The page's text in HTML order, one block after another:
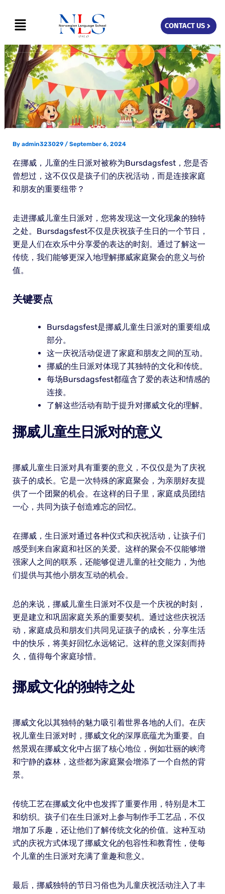
content
Menu CONTACT US
By admin323029 / September 6, 2024
在挪威，儿童的生日派对被称为Bursdagsfest，您是否
曾想过，这不仅仅是孩子们的庆祝活动，而是连接家庭
和朋友的重要纽带？
走进挪威儿童生日派对，您将发现这一文化现象的独特
之处。Bursdagsfest不仅是庆祝孩子生日的一个节日，
更是人们在欢乐中分享爱的表达的时刻。通过了解这一
传统，我们能够更深入地理解挪威家庭聚会的意义与价
值。
关键要点
Bursdagsfest是挪威儿童生日派对的重要组成
部分。
这一庆祝活动促进了家庭和朋友之间的互动。
挪威的生日派对体现了其独特的文化和传统。
每场Bursdagsfest都蕴含了爱的表达和情感的
连接。
了解这些活动有助于提升对挪威文化的理解。
挪威儿童生日派对的意义
挪威儿童生日派对具有重要的意义，不仅仅是为了庆祝
孩子的成长。它是一次特殊的家庭聚会，为亲朋好友提
供了一个团聚的机会。在这样的日子里，家庭成员团结
一心，共同为孩子创造难忘的回忆。
在挪威，生日派对通过各种仪式和庆祝活动，让孩子们
感受到来自家庭和社区的关爱。这样的聚会不仅能够增
强家人之间的联系，还能够促进儿童的社交能力，为他
们提供与其他小朋友互动的机会。
总的来说，挪威儿童生日派对不仅是一个庆祝的时刻，
更是建立和巩固家庭关系的重要契机。通过这些庆祝活
动，家庭成员和朋友们共同见证孩子的成长，分享生活
中的快乐，将美好回忆永远铭记。这样的意义深刻而持
久，值得每个家庭珍惜。
挪威文化的独特之处
挪威文化以其独特的魅力吸引着世界各地的人们。在庆
祝儿童生日派对时，挪威文化的深厚底蕴尤为重要。自
然景观在挪威文化中占据了核心地位，例如壮丽的峡湾
和宁静的森林，这些都为家庭聚会增添了一个自然的背
景。
传统工艺在挪威文化中也发挥了重要作用，特别是木工
和纺织。孩子们在生日派对上参与制作手工艺品，不仅
增加了乐趣，还让他们了解传统文化的价值。这种互动
式的庆祝方式体现了挪威文化的包容性和教育性，使每
个儿童的生日派对充满了童趣和意义。
最后，挪威独特的节日习俗也为儿童庆祝活动注入了丰